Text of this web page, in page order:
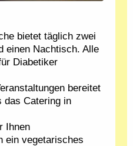
bietet täglich zwei
einen Nachtisch. Alle
Diabetiker
bereitet
das Catering in
Ihnen
ein vegetarisches